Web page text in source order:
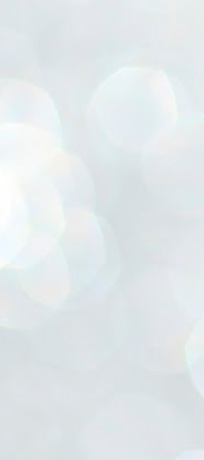
Cesta para presentes,